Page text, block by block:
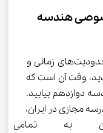
هندسه
اکنون که با چالش‌های هزینه‌ای و محدودیت‌های زمانی و
وقت آن است که
دوازدهم بیابید.
مجازی در ایران،
تمامی